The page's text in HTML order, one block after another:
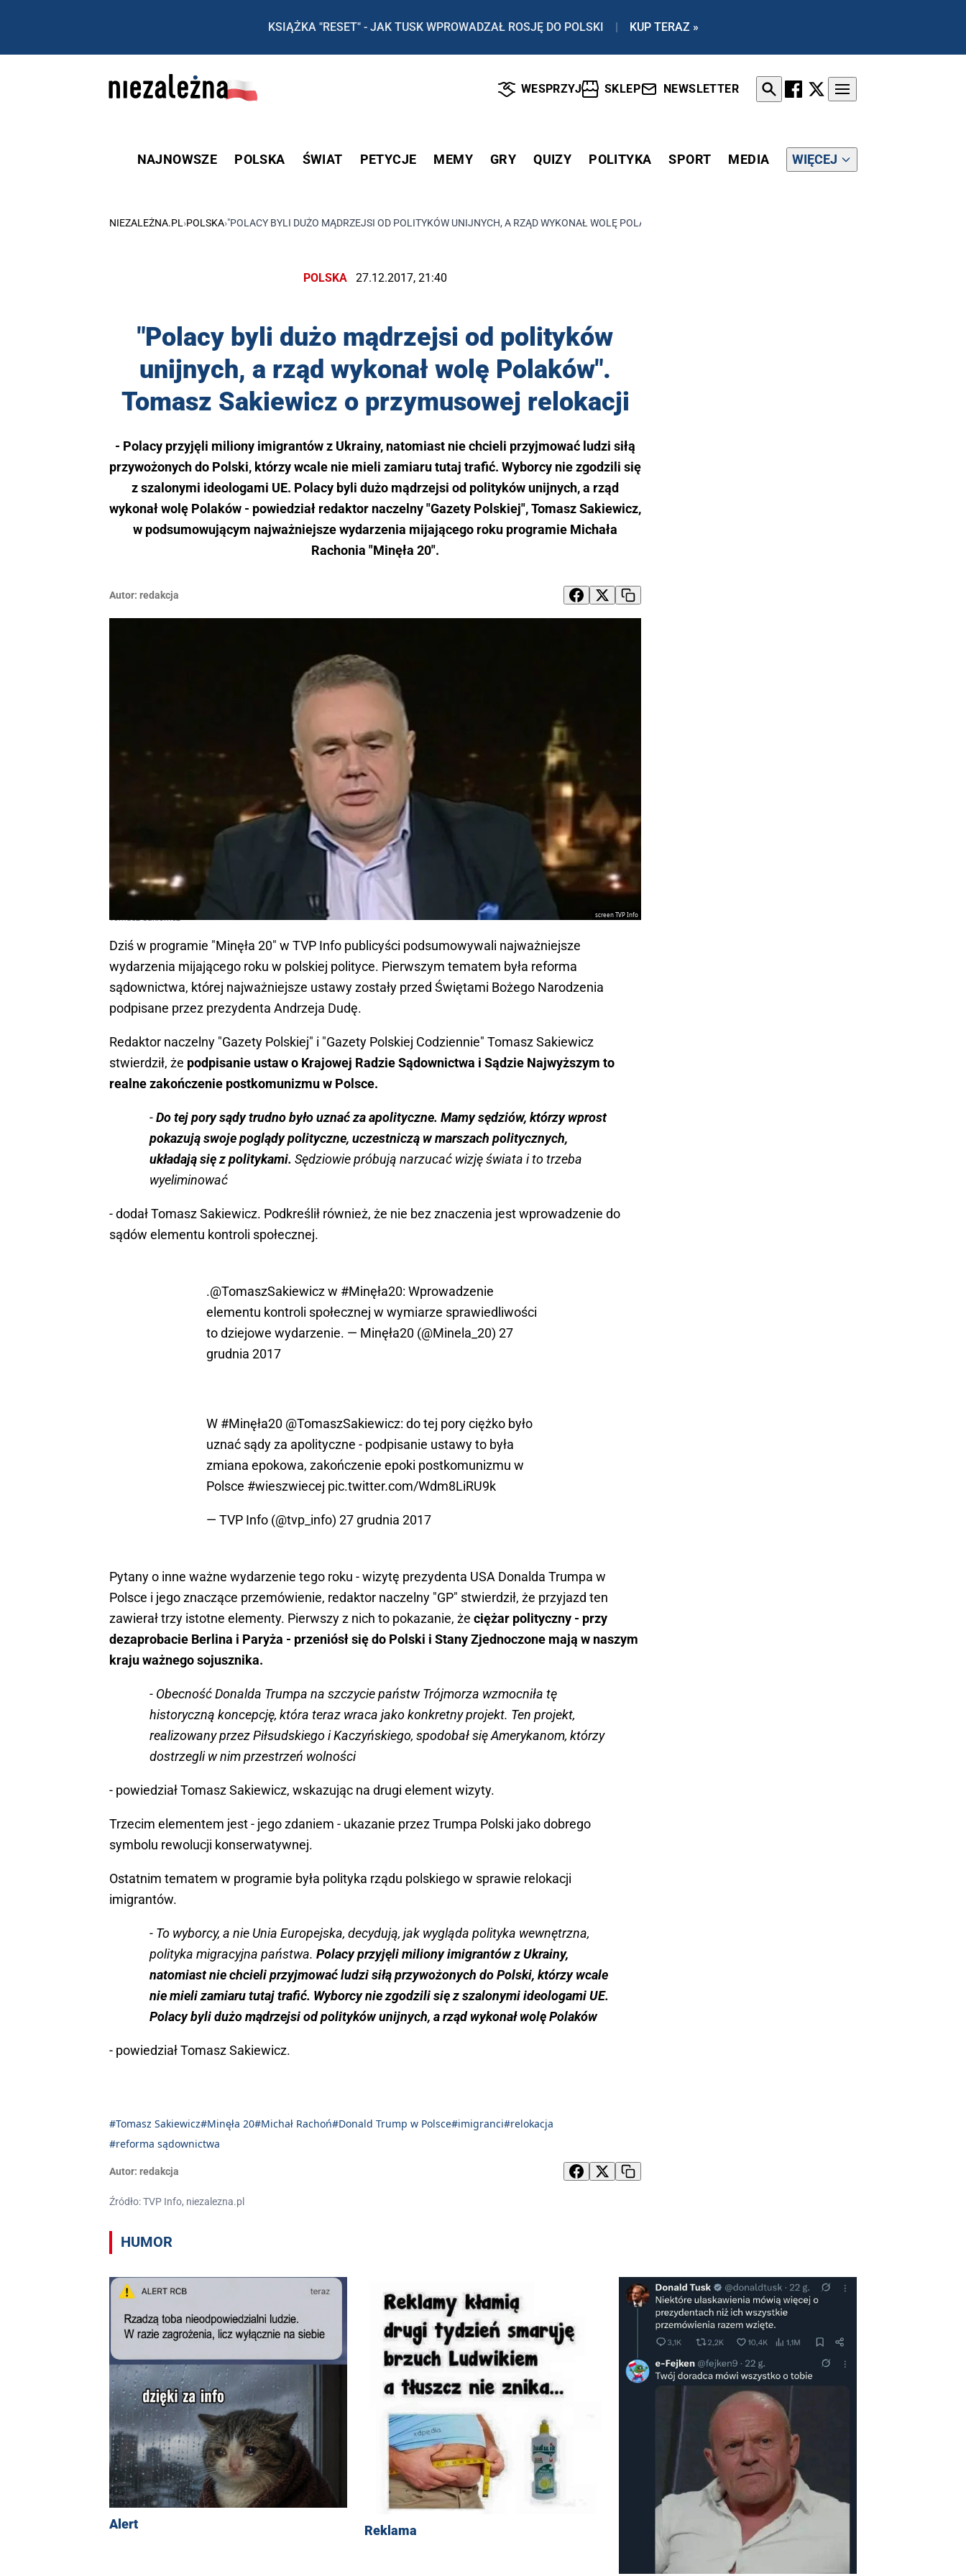
KSIĄŻKA "RESET" - JAK TUSK WPROWADZAŁ ROSJĘ DO POLSKI | KUP TERAZ »
WESPRZYJ SKLEP NEWSLETTER
NAJNOWSZE POLSKA ŚWIAT PETYCJE MEMY GRY QUIZY POLITYKA SPORT MEDIA WIĘCEJ
NIEZALEŻNA.PL ›POLSKA›"POLACY BYLI DUŻO MĄDRZEJSI OD POLITYKÓW UNIJNYCH, A RZĄD WYKONAŁ WOLĘ POLAKÓW". TOMASZ SAKIEWICZ O PRZYMUSOWEJ RELOKACJI
POLSKA 27.12.2017, 21:40
"Polacy byli dużo mądrzejsi od polityków
unijnych, a rząd wykonał wolę Polaków".
Tomasz Sakiewicz o przymusowej relokacji
- Polacy przyjęli miliony imigrantów z Ukrainy, natomiast nie chcieli przyjmować ludzi siłą
przywożonych do Polski, którzy wcale nie mieli zamiaru tutaj trafić. Wyborcy nie zgodzili się
z szalonymi ideologami UE. Polacy byli dużo mądrzejsi od polityków unijnych, a rząd
wykonał wolę Polaków - powiedział redaktor naczelny "Gazety Polskiej", Tomasz Sakiewicz,
w podsumowującym najważniejsze wydarzenia mijającego roku programie Michała
Rachonia "Minęła 20".
Autor: redakcja
screen TVP Info
Dziś w programie "Minęła 20" w TVP Info publicyści podsumowywali najważniejsze
wydarzenia mijającego roku w polskiej polityce. Pierwszym tematem była reforma
sądownictwa, której najważniejsze ustawy zostały przed Świętami Bożego Narodzenia
podpisane przez prezydenta Andrzeja Dudę.
Redaktor naczelny "Gazety Polskiej" i "Gazety Polskiej Codziennie" Tomasz Sakiewicz
stwierdził, że podpisanie ustaw o Krajowej Radzie Sądownictwa i Sądzie Najwyższym to
realne zakończenie postkomunizmu w Polsce.
-Do tej pory sądy trudno było uznać za apolityczne. Mamy sędziów, którzy wprost
pokazują swoje poglądy polityczne, uczestniczą w marszach politycznych,
układają się z politykami. Sędziowie próbują narzucać wizję świata i to trzeba
wyeliminować
- dodał Tomasz Sakiewicz. Podkreślił również, że nie bez znaczenia jest wprowadzenie do
sądów elementu kontroli społecznej.
.@TomaszSakiewiczw #Minęła20: Wprowadzenie
elementu kontroli społecznej w wymiarze sprawiedliwości
to dziejowe wydarzenie. — Minęła20 (@Minela_20) 27
grudnia 2017
W #Minęła20 @TomaszSakiewicz: do tej pory ciężko było
uznać sądy za apolityczne - podpisanie ustawy to była
zmiana epokowa, zakończenie epoki postkomunizmu w
Polsce #wieszwiecej pic.twitter.com/Wdm8LiRU9k
— TVP Info (@tvp_info) 27 grudnia 2017
Pytany o inne ważne wydarzenie tego roku - wizytę prezydenta USA Donalda Trumpa w
Polsce i jego znaczące przemówienie, redaktor naczelny "GP" stwierdził, że przyjazd ten
zawierał trzy istotne elementy. Pierwszy z nich to pokazanie, że ciężar polityczny - przy
dezaprobacie Berlina i Paryża - przeniósł się do Polski i Stany Zjednoczone mają w naszym
kraju ważnego sojusznika.
- Obecność Donalda Trumpa na szczycie państw Trójmorza wzmocniła tę
historyczną koncepcję, która teraz wraca jako konkretny projekt. Ten projekt,
realizowany przez Piłsudskiego i Kaczyńskiego, spodobał się Amerykanom, którzy
dostrzegli w nim przestrzeń wolności
- powiedział Tomasz Sakiewicz, wskazując na drugi element wizyty.
Trzecim elementem jest - jego zdaniem - ukazanie przez Trumpa Polski jako dobrego
symbolu rewolucji konserwatywnej.
Ostatnim tematem w programie była polityka rządu polskiego w sprawie relokacji
imigrantów.
- To wyborcy, a nie Unia Europejska, decydują, jak wygląda polityka wewnętrzna,
polityka migracyjna państwa. Polacy przyjęli miliony imigrantów z Ukrainy,
natomiast nie chcieli przyjmować ludzi siłą przywożonych do Polski, którzy wcale
nie mieli zamiaru tutaj trafić. Wyborcy nie zgodzili się z szalonymi ideologami UE.
Polacy byli dużo mądrzejsi od polityków unijnych, a rząd wykonał wolę Polaków
- powiedział Tomasz Sakiewicz.
#Tomasz Sakiewicz#Minęła 20#Michał Rachoń#Donald Trump w Polsce#imigranci#relokacja
#reforma sądownictwa
Autor: redakcja
Źródło: TVP Info, niezalezna.pl
HUMOR
Alert Reklama